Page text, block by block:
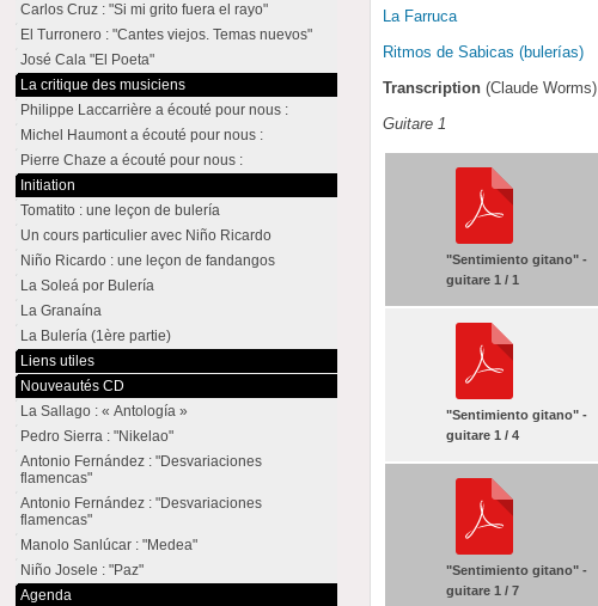
La Farruca
Ritmos de Sabicas (bulerías)
Transcription (Claude Worms)
Guitare 1
"Sentimiento gitano" -
guitare 1 / 1
"Sentimiento gitano" -
guitare 1 / 4
"Sentimiento gitano" -
guitare 1 / 7
Carlos Cruz : "Si mi grito fuera el rayo"
El Turronero : "Cantes viejos. Temas nuevos"
José Cala "El Poeta"
La critique des musiciens
Philippe Laccarrière a écouté pour nous :
Michel Haumont a écouté pour nous :
Pierre Chaze a écouté pour nous :
Initiation
Tomatito : une leçon de bulería
Un cours particulier avec Niño Ricardo
Niño Ricardo : une leçon de fandangos
La Soleá por Bulería
La Granaína
La Bulería (1ère partie)
Liens utiles
Nouveautés CD
La Sallago : « Antología »
Pedro Sierra : "Nikelao"
Antonio Fernández : "Desvariaciones
flamencas"
Antonio Fernández : "Desvariaciones
flamencas"
Manolo Sanlúcar : "Medea"
Niño Josele : "Paz"
Agenda